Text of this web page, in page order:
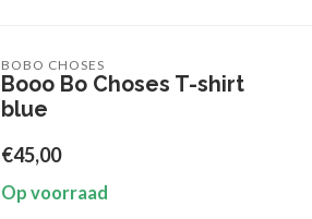
BOBO CHOSES
Booo Bo Choses T-shirt
blue
€45,00
Op voorraad